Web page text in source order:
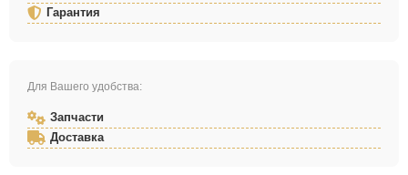
Гарантия
Для Вашего удобства:
Запчасти
Доставка